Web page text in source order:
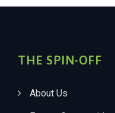
THE SPIN-OFF
About Us